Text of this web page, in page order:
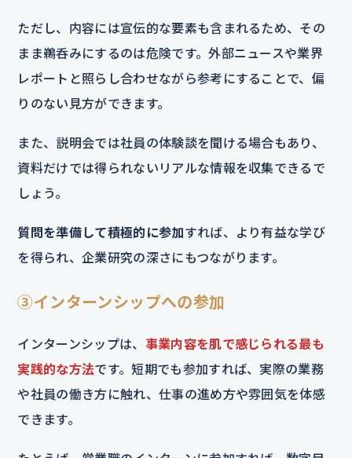
ただし、内容には宣伝的な要素も含まれるため、その
まま鵜呑みにするのは危険です。外部ニュースや業界
レポートと照らし合わせながら参考にすることで、偏
りのない見方ができます。
また、説明会では社員の体験談を聞ける場合もあり、
資料だけでは得られないリアルな情報を収集できるで
しょう。
質問を準備して積極的に参加すれば、より有益な学び
を得られ、企業研究の深さにもつながります。
③インターンシップへの参加
インターンシップは、 事業内容を肌で感じられる最も
実践的な方法です。短期でも参加すれば、実際の業務
や社員の働き方に触れ、仕事の進め方や雰囲気を体感
できます。